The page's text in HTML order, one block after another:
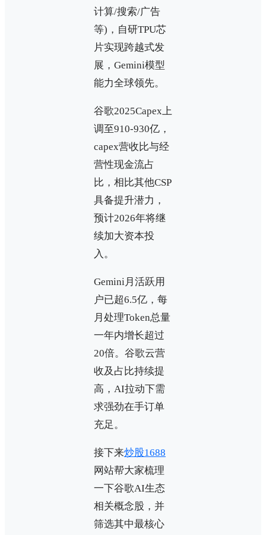
计算/搜索/广告
等)，自研TPU芯
片实现跨越式发
展，Gemini模型
能力全球领先。
谷歌2025Capex上
调至910-930亿，
capex营收比与经
营性现金流占
比，相比其他CSP
具备提升潜力，
预计2026年将继
续加大资本投
入。
Gemini月活跃用
户已超6.5亿，每
月处理Token总量
一年内增长超过
20倍。谷歌云营
收及占比持续提
高，AI拉动下需
求强劲在手订单
充足。
接下来炒股1688
网站帮大家梳理
一下谷歌AI生态
相关概念股，并
筛选其中最核心